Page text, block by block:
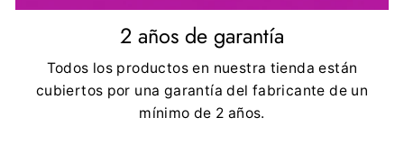
2 años de garantía
Todos los productos en nuestra tienda están
cubiertos por una garantía del fabricante de un
mínimo de 2 años.